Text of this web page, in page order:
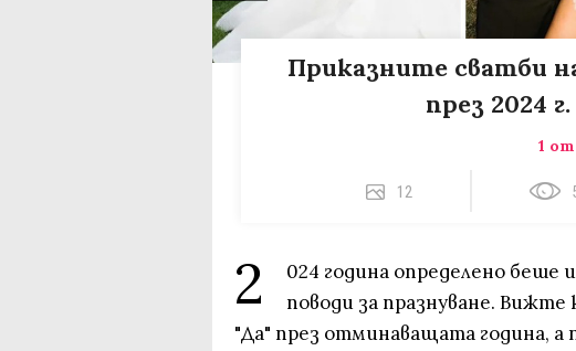
Приказните сватби
през 2024
1 от
12
2
024 година определено беше
поводи за празнуване. Вижте
"Да" през отминаващата година, а